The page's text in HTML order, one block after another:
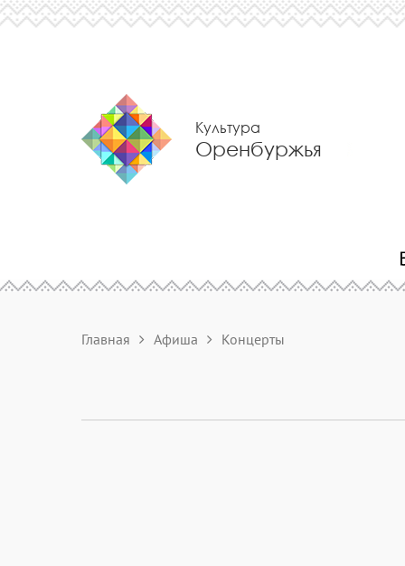
Культура
Оренбуржья
Главная Афиша Концерты